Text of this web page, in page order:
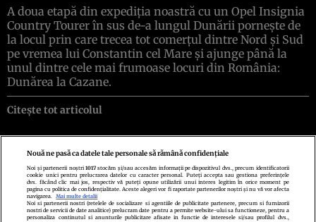
A doua etapă din expediţia noastră cu un Opel Insignia
Country Tourer în sus de-a lungul Dunării porneşte de
la locul prin care trecea tot comerţul dintre Nord şi Sud
pe vremea lui Constantin cel Mare şi ajunge până la
unul dintre cele mai frumoase locuri din România:
Dunărea la Cazane.
Citește tot articolul
Politica de confidenţialitatePolitica de cookiesTermeni şi condiţii
Echipa redacționalăContactSetări Cookies
Nouă ne pasă ca datele tale personale să rămână confidențiale
Noi și partenerii noștri1017 stocăm și/sau accesăm informații pe dispozitivul dvs., precum identificatorii
cookie unici pentru prelucrarea datelor cu caracter personal. Puteți accepta sau gestiona preferințele
dvs. făcând clic mai jos, respectiv vă puteți opune utilizării unui interes legitim în orice moment pe
pagina cu politica de confidențialitate. Aceste alegeri vor fi raportate partenerilor noștri și nu vă vor afecta
navigarea.
Mai multe detalii
Noi si partenerii nostri (retelele de socializare si agentiile de publicitate partenere, precum si furnizorii
nostri de servicii de date analitice) prelucram date pentru a permite website-ului sa functioneze, pentru a
personaliza continutul si anunturile publicitare afisate in functie de interesele si/sau profilul dvs.,